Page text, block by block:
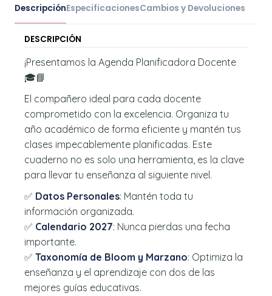
DescripciónEspecificacionesCambios y Devoluciones
DESCRIPCIÓN
¡Presentamos la Agenda Planificadora Docente
🎓📘
El compañero ideal para cada docente
comprometido con la excelencia. Organiza tu
año académico de forma eficiente y mantén tus
clases impecablemente planificadas. Este
cuaderno no es solo una herramienta, es la clave
para llevar tu enseñanza al siguiente nivel.
✅ Datos Personales: Mantén toda tu
información organizada.
✅ Calendario 2027: Nunca pierdas una fecha
importante.
✅ Taxonomía de Bloom y Marzano: Optimiza la
enseñanza y el aprendizaje con dos de las
mejores guías educativas.